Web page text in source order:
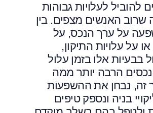
להוביל לעלויות גבוהות
שרוב האנשים מצפים. בין
על ערך הנכס, על
על עלויות התיקון,
בבעיות אלו בזמן עלול
הרבה יותר ממה
נבחן את ההשפעות
בניה ונספק טיפים